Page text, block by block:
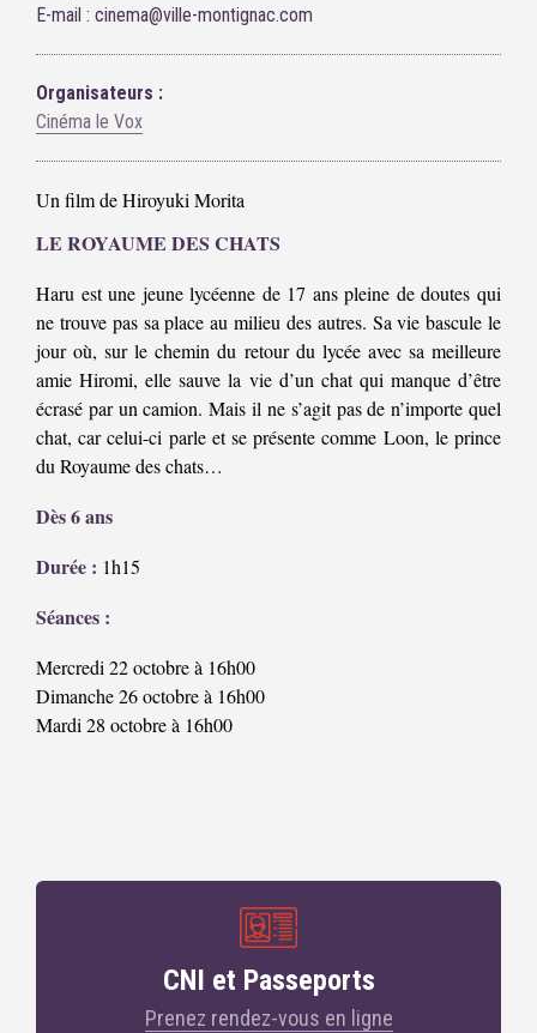
E-mail : cinema@ville-montignac.com
Organisateurs :
Cinéma le Vox
Un film de Hiroyuki Morita
LE ROYAUME DES CHATS
Haru est une jeune lycéenne de 17 ans pleine de doutes qui
ne trouve pas sa place au milieu des autres. Sa vie bascule le
jour où, sur le chemin du retour du lycée avec sa meilleure
amie Hiromi, elle sauve la vie d’un chat qui manque d’être
écrasé par un camion. Mais il ne s’agit pas de n’importe quel
chat, car celui-ci parle et se présente comme Loon, le prince
du Royaume des chats…
Dès 6 ans
Durée : 1h15
Séances :
Mercredi 22 octobre à 16h00
Dimanche 26 octobre à 16h00
Mardi 28 octobre à 16h00
CNI et Passeports
Prenez rendez-vous en ligne